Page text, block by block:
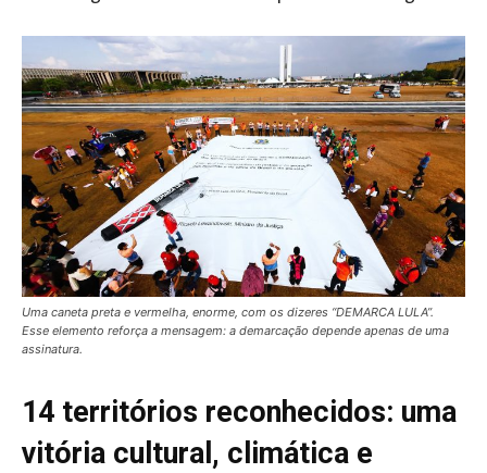
Uma caneta preta e vermelha, enorme, com os dizeres “DEMARCA LULA”.
Esse elemento reforça a mensagem: a demarcação depende apenas de uma
assinatura.
14 territórios reconhecidos: uma
vitória cultural, climática e